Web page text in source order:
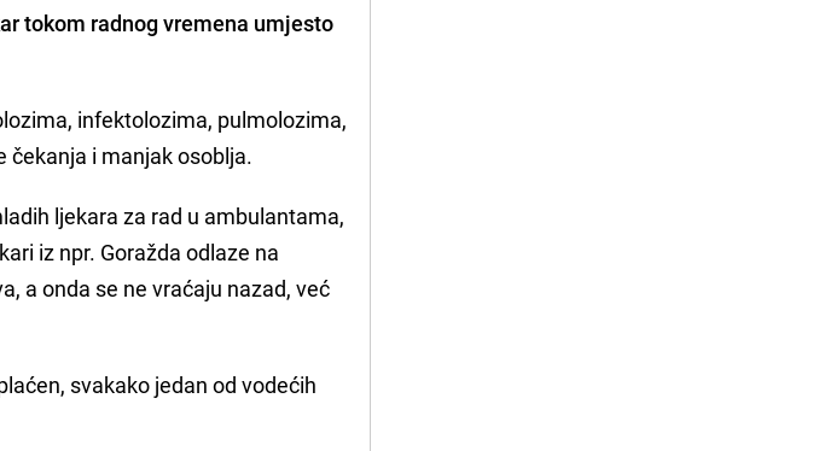
tokom radnog vremena umjesto
infektolozima, pulmolozima,
čekanja i manjak osoblja.
ljekara za rad u ambulantama,
iz npr. Goražda odlaze na
a onda se ne vraćaju nazad, već
svakako jedan od vodećih